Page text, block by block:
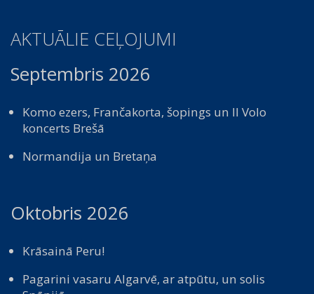
AKTUĀLIE CEĻOJUMI
Septembris 2026
Komo ezers, Frančakorta, šopings un Il Volo
koncerts Brešā
Normandija un Bretaņa
Oktobris 2026
Krāsainā Peru!
Pagarini vasaru Algarvē, ar atpūtu, un solis